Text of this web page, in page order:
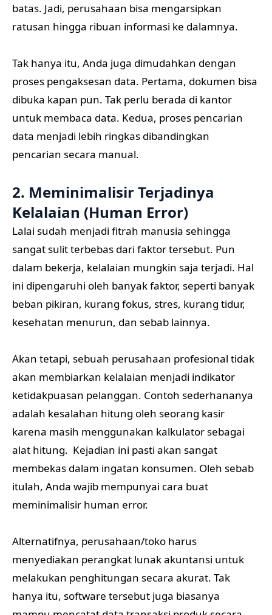
batas. Jadi, perusahaan bisa mengarsipkan
ratusan hingga ribuan informasi ke dalamnya.
Tak hanya itu, Anda juga dimudahkan dengan
proses pengaksesan data. Pertama, dokumen bisa
dibuka kapan pun. Tak perlu berada di kantor
untuk membaca data. Kedua, proses pencarian
data menjadi lebih ringkas dibandingkan
pencarian secara manual.
2. Meminimalisir Terjadinya
Kelalaian (Human Error)
Lalai sudah menjadi fitrah manusia sehingga
sangat sulit terbebas dari faktor tersebut. Pun
dalam bekerja, kelalaian mungkin saja terjadi. Hal
ini dipengaruhi oleh banyak faktor, seperti banyak
beban pikiran, kurang fokus, stres, kurang tidur,
kesehatan menurun, dan sebab lainnya.
Akan tetapi, sebuah perusahaan profesional tidak
akan membiarkan kelalaian menjadi indikator
ketidakpuasan pelanggan. Contoh sederhananya
adalah kesalahan hitung oleh seorang kasir
karena masih menggunakan kalkulator sebagai
alat hitung. Kejadian ini pasti akan sangat
membekas dalam ingatan konsumen. Oleh sebab
itulah, Anda wajib mempunyai cara buat
meminimalisir human error.
Alternatifnya, perusahaan/toko harus
menyediakan perangkat lunak akuntansi untuk
melakukan penghitungan secara akurat. Tak
hanya itu, software tersebut juga biasanya